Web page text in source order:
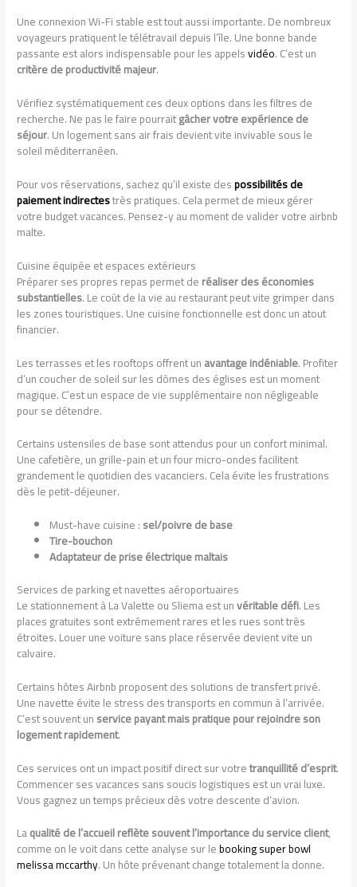
Une connexion Wi-Fi stable est tout aussi importante. De nombreux
voyageurs pratiquent le télétravail depuis l’île. Une bonne bande
passante est alors indispensable pour les appelsvidéo. C’est un
critère de productivité majeur.
Vérifiez systématiquement ces deux options dans les filtres de
recherche. Ne pas le faire pourraitgâcher votre expérience de
séjour. Un logement sans air frais devient vite invivable sous le
soleil méditerranéen.
Pour vos réservations, sachez qu’il existe despossibilités de
paiement indirectestrès pratiques. Cela permet de mieux gérer
votre budget vacances. Pensez-y au moment de valider votre airbnb
malte.
Cuisine équipée et espaces extérieurs
Préparer ses propres repas permet deréaliser des économies
substantielles. Le coût de la vie au restaurant peut vite grimper dans
les zones touristiques. Une cuisine fonctionnelle est donc un atout
financier.
Les terrasses et les rooftops offrent unavantage indéniable. Profiter
d’un coucher de soleil sur les dômes des églises est un moment
magique. C’est un espace de vie supplémentaire non négligeable
pour se détendre.
Certains ustensiles de base sont attendus pour un confort minimal.
Une cafetière, un grille-pain et un four micro-ondes facilitent
grandement le quotidien des vacanciers. Cela évite les frustrations
dès le petit-déjeuner.
Must-have cuisine :sel/poivre de base
Tire-bouchon
Adaptateur de prise électrique maltais
Services de parking et navettes aéroportuaires
Le stationnement à La Valette ou Sliema est unvéritable défi. Les
places gratuites sont extrêmement rares et les rues sont très
étroites. Louer une voiture sans place réservée devient vite un
calvaire.
Certains hôtes Airbnb proposent des solutions de transfert privé.
Une navette évite le stress des transports en commun à l’arrivée.
C’est souvent unservice payant mais pratique pour rejoindre son
logement rapidement.
Ces services ont un impact positif direct sur votretranquillité d’esprit.
Commencer ses vacances sans soucis logistiques est un vrai luxe.
Vous gagnez un temps précieux dès votre descente d’avion.
Laqualité de l’accueil reflète souvent l’importance du service client,
comme on le voit dans cette analyse sur lebooking super bowl
melissa mccarthy. Un hôte prévenant change totalement la donne.